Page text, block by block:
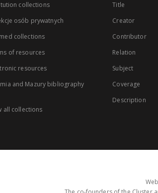
collections
osób prywatnych
collections
of resources
resources
and Mazury bibliography
all collections
Title
Creator
Contributor
Relation
Subject
Coverage
Description